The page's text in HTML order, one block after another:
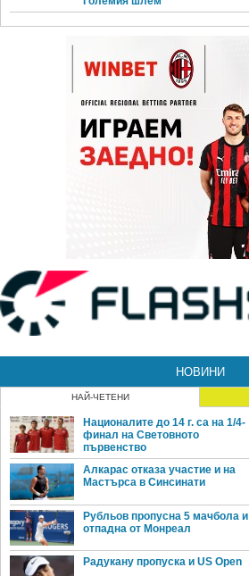
НОВИНИ
НАЙ-ЧЕТЕНИ
Националите до 14 г. са на 1/4-
финал на Световното
първенство
Алкарас отказа участие и на
Мастърса в Синсинати
Рубльов пропусна 5 мачбола и
отпадна от Монреал
Радукану пропуска и US Open